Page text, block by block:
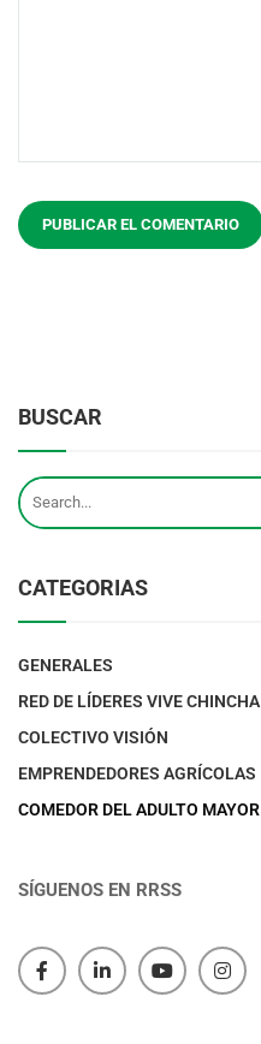
BUSCAR
CATEGORIAS
GENERALES
RED DE LÍDERES VIVE CHINCHA
COLECTIVO VISIÓN
EMPRENDEDORES AGRÍCOLAS
COMEDOR DEL ADULTO MAYOR
SÍGUENOS EN RRSS